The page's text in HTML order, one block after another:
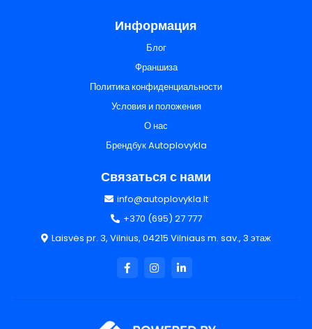
Информация
Блог
Франшиза
Политика конфиденциальности
Условия и положения
О нас
Брендбук Autoplovykla
Связаться с нами
info@autoplovykla.lt
+370 (695) 27 777
Laisvės pr. 3, Vilnius, 04215 Vilniaus m. sav., 3 этаж